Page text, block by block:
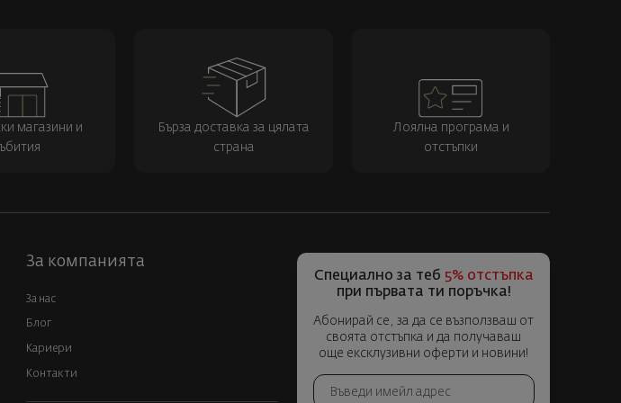
магазини и
Бърза доставка за цялата
страна
Лоялна програма и
отстъпки
За компанията
За нас
Блог
Кариери
Контакти
Специално за теб 5% отстъпка
при първата ти поръчка!
Абонирай се, за да се възползваш от
своята отстъпка и да получаваш
още ексклузивни оферти и новини!